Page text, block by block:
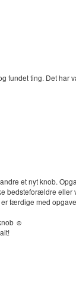
fundet ting. Det har
et nyt knob.
eller
færdige med
☺️